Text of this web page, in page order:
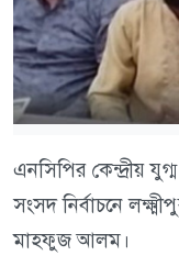
এনসিপির কেন্দ্রীয়
সংসদ নির্বাচনে
মাহফুজ আলম।